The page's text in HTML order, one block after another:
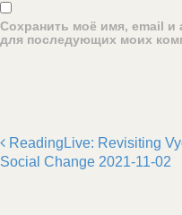
Сохранить моё имя, email и
для последующих моих
Post navigation
ReadingLive: Revisiting
Social Change 2021-11-02